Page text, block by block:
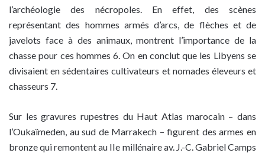
l’archéologie des nécropoles. En effet, des scènes
représentant des hommes armés d’arcs, de flèches et de
javelots face à des animaux, montrent l’importance de la
chasse pour ces hommes 6. On en conclut que les Libyens se
divisaient en sédentaires cultivateurs et nomades éleveurs et
chasseurs 7.
Sur les gravures rupestres du Haut Atlas marocain – dans
l’Oukaïmeden, au sud de Marrakech – figurent des armes en
bronze qui remontent au IIe millénaire av. J.-C. Gabriel Camps